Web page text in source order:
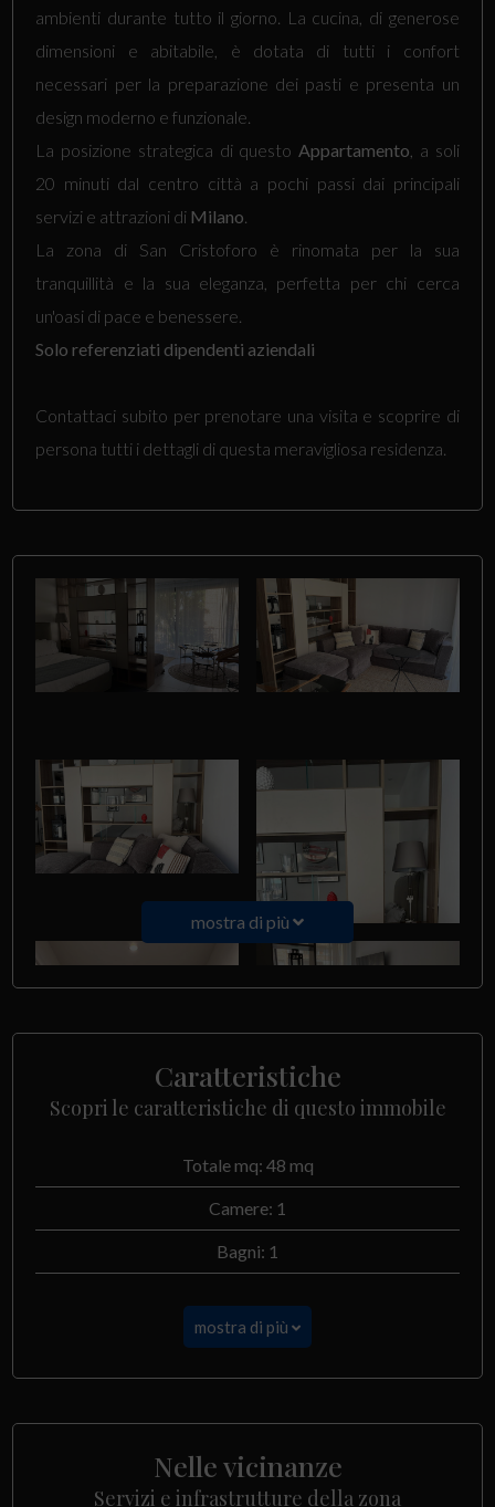
ambienti durante tutto il giorno. La cucina, di generose
dimensioni e abitabile, è dotata di tutti i confort
necessari per la preparazione dei pasti e presenta un
design moderno e funzionale.
La posizione strategica di questo Appartamento , a soli
20 minuti dal centro città a pochi passi dai principali
servizi e attrazioni di Milano.
La zona di San Cristoforo è rinomata per la sua
tranquillità e la sua eleganza, perfetta per chi cerca
un'oasi di pace e benessere.
Solo referenziati dipendenti aziendali
Contattaci subito per prenotare una visita e scoprire di
persona tutti i dettagli di questa meravigliosa residenza.
mostra di più
Caratteristiche
Scopri le caratteristiche di questo immobile
Totale mq: 48 mq
Camere: 1
Bagni: 1
mostra di più
Nelle vicinanze
Servizi e infrastrutture della zona